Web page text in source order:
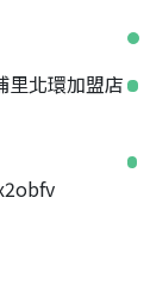
里北環加盟店